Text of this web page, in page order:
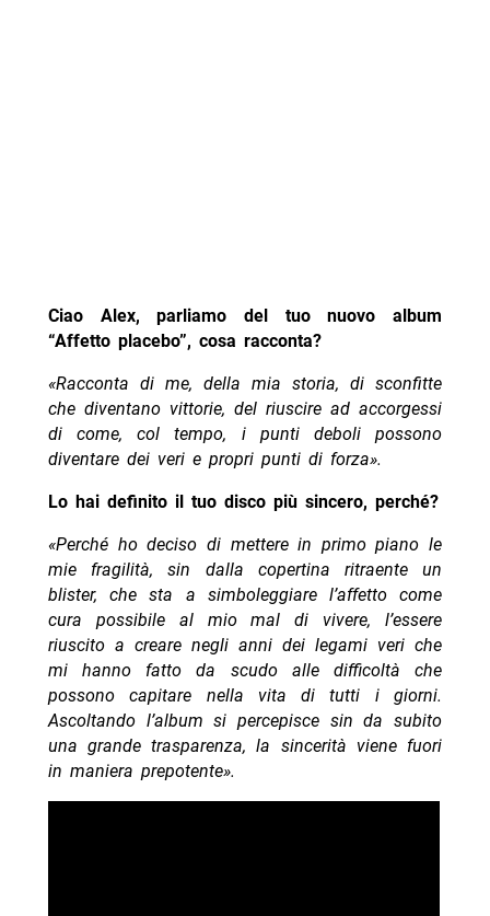
Ciao Alex, parliamo del tuo nuovo album
“Affetto placebo”, cosa racconta?
«Racconta di me, della mia storia, di sconfitte
che diventano vittorie, del riuscire ad accorgessi
di come, col tempo, i punti deboli possono
diventare dei veri e propri punti di forza».
Lo hai definito il tuo disco più sincero, perché?
«Perché ho deciso di mettere in primo piano le
mie fragilità, sin dalla copertina ritraente un
blister, che sta a simboleggiare l’affetto come
cura possibile al mio mal di vivere, l’essere
riuscito a creare negli anni dei legami veri che
mi hanno fatto da scudo alle difficoltà che
possono capitare nella vita di tutti i giorni.
Ascoltando l’album si percepisce sin da subito
una grande trasparenza, la sincerità viene fuori
in maniera prepotente».